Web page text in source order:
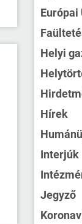
Európai
Helyi
Hírek
Interjúk
Jegyző